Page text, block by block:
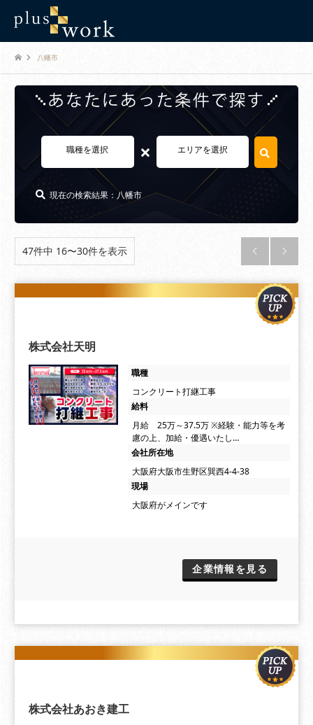
八幡市
職種を選択 × エリアを選択
現在の検索結果：八幡市
47件中 16〜30件を表示  
株式会社天明
職種
コンクリート打継工事
給料
月給 25万～37.5万 ※経験・能力等を考
慮の上、加給・優遇いたし…
会社所在地
大阪府大阪市生野区巽西4-4-38
現場
大阪府がメインです
企業情報を見る
株式会社あおき建工